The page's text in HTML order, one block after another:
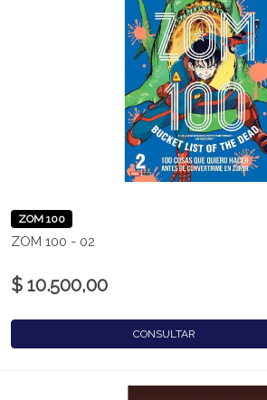
ZOM 100
ZOM 100 - 02
$ 10.500,00
CONSULTAR